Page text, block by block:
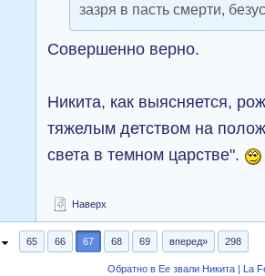
зазря в пасть смерти,
Совершенно верно.
Никита, как выясняется,
тяжелым детством на
света в темном царстве".
Наверх
65 66 67 68 69 вперед» 298
Обратно в Ее звали Никита | La